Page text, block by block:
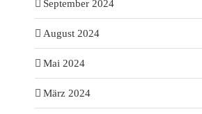
September 2024
August 2024
Mai 2024
März 2024